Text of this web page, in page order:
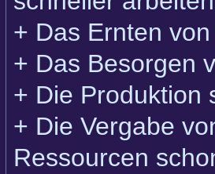
+ Das Ernten
+ Das Besorgen
+ Die Produktion
+ Die Vergabe
Ressourcen